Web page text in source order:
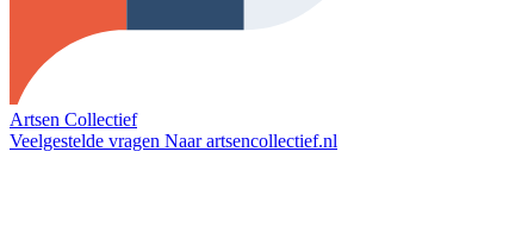
Artsen Collectief
Veelgestelde vragen Naar artsencollectief.nl